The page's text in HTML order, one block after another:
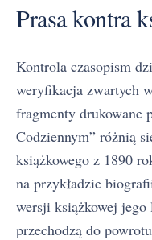
Prasa kontra
Kontrola czasopism
weryfikacja zwartych
fragmenty drukowane
Codziennym” różnią
książkowego z 1890
na przykładzie
wersji książkowej
przechodzą do